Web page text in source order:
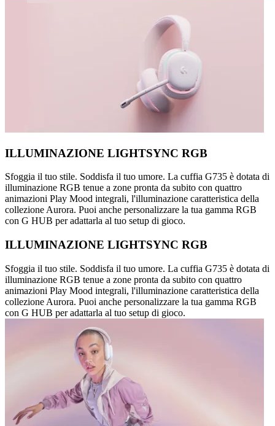
ILLUMINAZIONE LIGHTSYNC RGB
Sfoggia il tuo stile. Soddisfa il tuo umore. La cuffia G735 è dotata di
illuminazione RGB tenue a zone pronta da subito con quattro
animazioni Play Mood integrali, l'illuminazione caratteristica della
collezione Aurora. Puoi anche personalizzare la tua gamma RGB
con G HUB per adattarla al tuo setup di gioco.
ILLUMINAZIONE LIGHTSYNC RGB
Sfoggia il tuo stile. Soddisfa il tuo umore. La cuffia G735 è dotata di
illuminazione RGB tenue a zone pronta da subito con quattro
animazioni Play Mood integrali, l'illuminazione caratteristica della
collezione Aurora. Puoi anche personalizzare la tua gamma RGB
con G HUB per adattarla al tuo setup di gioco.